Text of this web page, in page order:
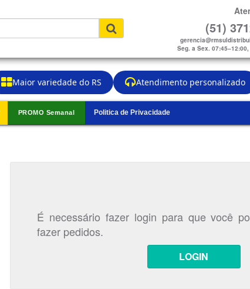
Maior variedade do RS Atendimento personalizado
(51)
Seg. a Sex.
PROMO Semanal Politica de Privacidade
É necessário fazer login para que você
fazer pedidos.
LOGIN